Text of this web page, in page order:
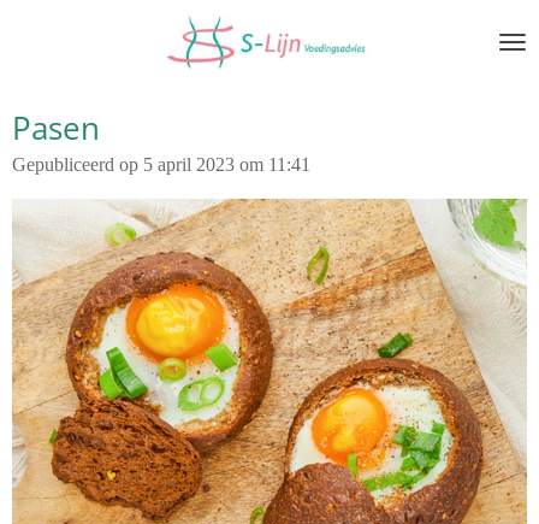
hoofdinhoud
Pasen
Gepubliceerd op 5 april 2023 om 11:41